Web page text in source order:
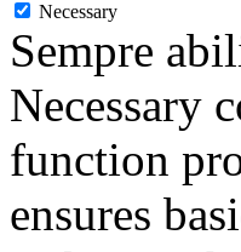
Necessary
Sempre
Necessary
function
ensures